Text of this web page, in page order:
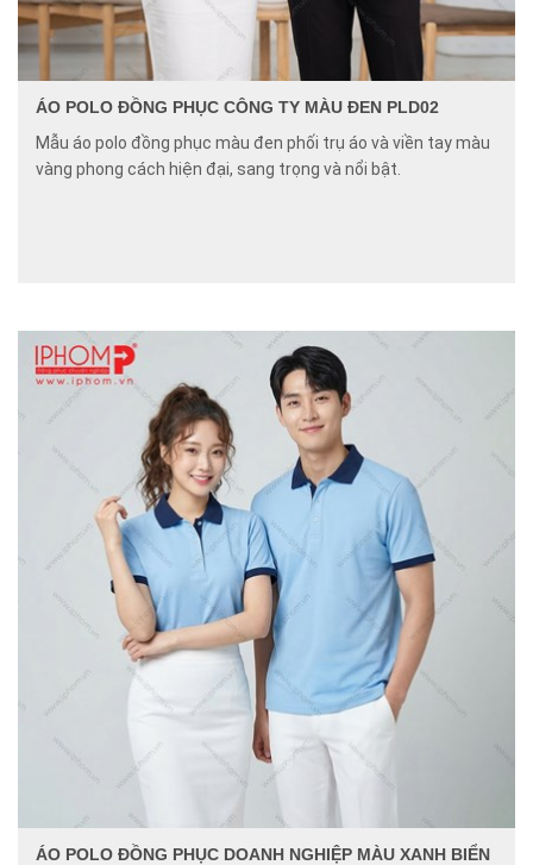
ÁO POLO ĐỒNG PHỤC CÔNG TY MÀU ĐEN PLD02
Mẫu áo polo đồng phục màu đen phối trụ áo và viền tay màu
vàng phong cách hiện đại, sang trọng và nổi bật.
ÁO POLO ĐỒNG PHỤC DOANH NGHIỆP MÀU XANH BIỂN